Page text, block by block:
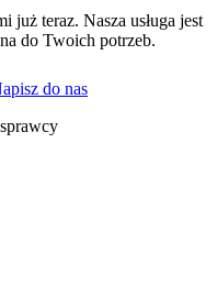
już teraz. Nasza usługa jest
do Twoich potrzeb.
do nas